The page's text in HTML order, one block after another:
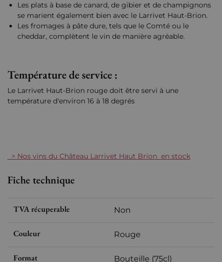
Les plats à base de canard, de gibier et de champignons
se marient également bien avec le Larrivet Haut-Brion.
Les fromages à pâte dure, tels que le Comté ou le
cheddar, complètent le vin de manière agréable.
Température de service :
Le Larrivet Haut-Brion rouge doit être servi à une
température d'environ 16 à 18 degrés
> Nos vins du Château Larrivet Haut Brion en stock
Fiche technique
TVA récuperable Non
Couleur Rouge
Format Bouteille (75cl)